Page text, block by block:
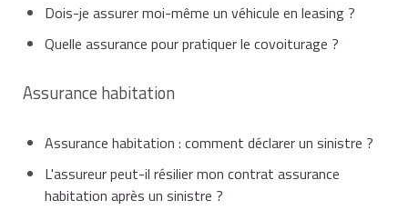
Dois-je assurer moi-même un véhicule en leasing ?
Quelle assurance pour pratiquer le covoiturage ?
Assurance habitation
Assurance habitation : comment déclarer un sinistre ?
L'assureur peut-il résilier mon contrat assurance
habitation après un sinistre ?